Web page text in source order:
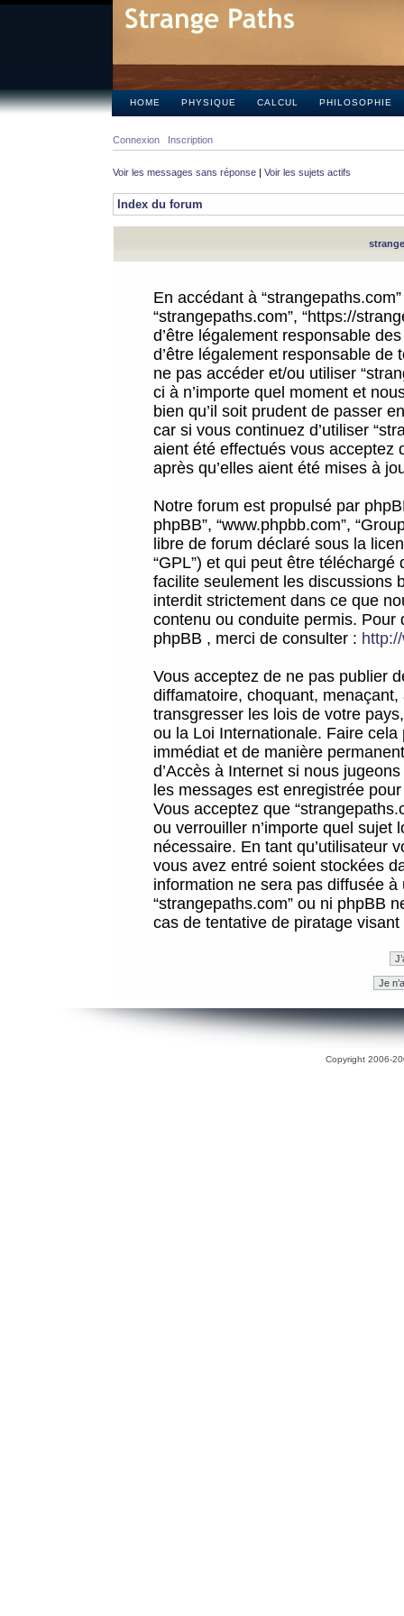
HOME PHYSIQUE CALCUL PHILOSOPHIE
Connexion Inscription
Voir les messages sans réponse | Voir les sujets actifs
Index du forum
En accédant à
“strangepaths.com”, “https://
d’être légalement responsable
d’être légalement responsable
ne pas accéder et/ou utiliser
ci à n’importe quel moment et
bien qu’il soit prudent de passer
car si vous continuez d’utiliser
aient été effectués vous acceptez
après qu’elles aient été mises à
Notre forum est propulsé par
phpBB”, “www.phpbb.com”,
libre de forum déclaré sous la
“GPL”) et qui peut être téléchargé
facilite seulement les discussions
interdit strictement dans ce que
contenu ou conduite permis.
phpBB , merci de consulter :
Vous acceptez de ne pas publier
diffamatoire, choquant,
transgresser les lois de votre
ou la Loi Internationale. Faire
immédiat et de manière
d’Accès à Internet si nous
les messages est enregistrée
Vous acceptez que
ou verrouiller n’importe quel sujet
nécessaire. En tant qu’utilisateur
vous avez entré soient stockées
information ne sera pas diffusée
“strangepaths.com” ou ni phpBB
cas de tentative de piratage
Copyright 2006-